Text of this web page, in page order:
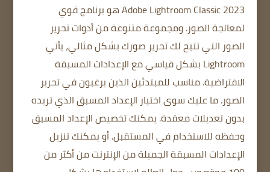
Adobe Lightroom Classic 2023هو برنامج قوي
لمعالجة الصور. ومجموعة متنوعة من أدوات تحرير
الصور التي تتيح لك تحرير صورك بشكل مثالي، يأتي
Lightroom بشكل قياسي مع الإعدادات المسبقة
الافتراضية.مناسب للمبتدئين الذين يرغبون في تحرير
الصور.ما عليك سوى اختيار الإعداد المسبق الذي تريده
بدون تعديلات معقدة.يمكنك تخصيص الإعداد المسبق
وحفظه للاستخدام في المستقبل.أو يمكنك تنزيل
الإعدادات المسبقة الجميلة من الإنترنت من أكثر من